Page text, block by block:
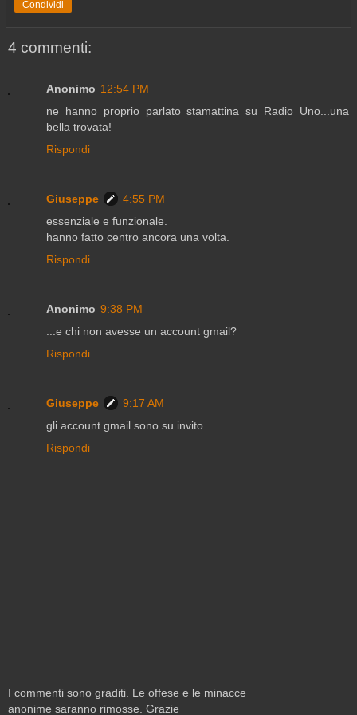
Condividi
4 commenti:
Anonimo 12:54 PM
ne hanno proprio parlato stamattina su Radio Uno...una
bella trovata!
Rispondi
Giuseppe
4:55 PM
essenziale e funzionale.
hanno fatto centro ancora una volta.
Rispondi
Anonimo 9:38 PM
...e chi non avesse un account gmail?
Rispondi
Giuseppe
9:17 AM
gli account gmail sono su invito.
Rispondi
I commenti sono graditi. Le offese e le minacce
anonime saranno rimosse. Grazie